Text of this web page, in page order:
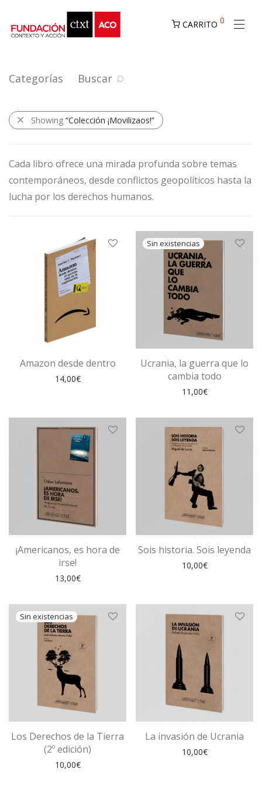
CARRITO 0
Categorías Buscar
Showing “Colección ¡Movilizaos!”
Cada libro ofrece una mirada profunda sobre temas
contemporáneos, desde conflictos geopolíticos hasta la
lucha por los derechos humanos.
Amazon desde dentro
14,00€
Ucrania, la guerra que lo
cambia todo
11,00€
¡Americanos, es hora de
irse!
13,00€
Sois historia. Sois leyenda
10,00€
Los Derechos de la Tierra
(2º edición)
10,00€
La invasión de Ucrania
10,00€